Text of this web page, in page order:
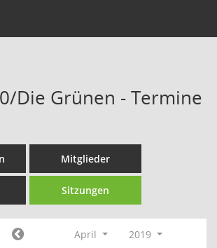
Die Grünen - Termine
Mitglieder
Sitzungen
April
2019